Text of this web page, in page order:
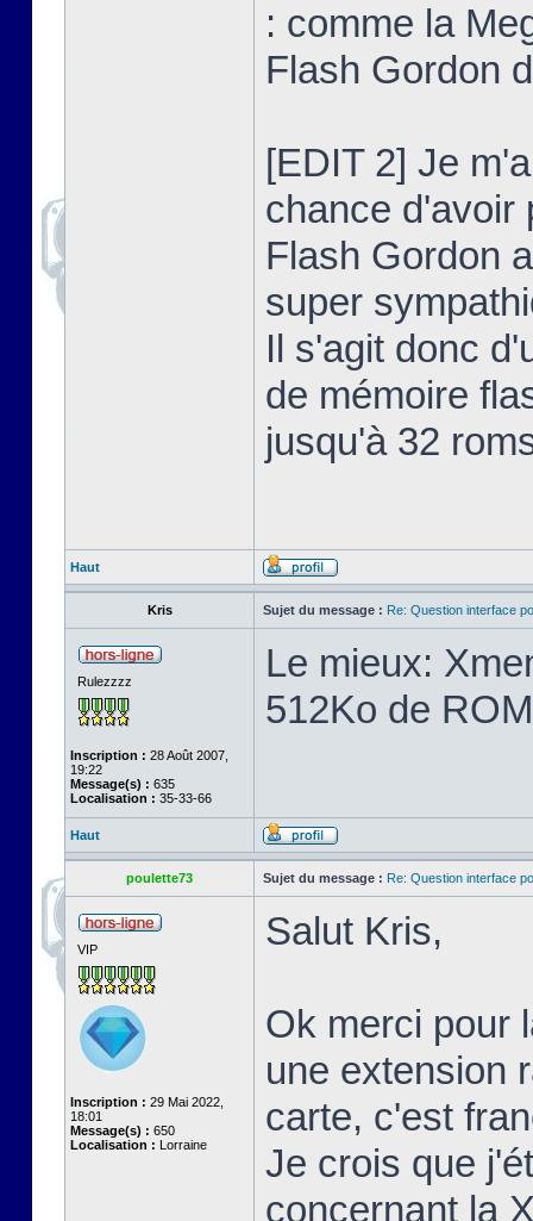
: comme la
Flash Gordon
[EDIT 2] Je
chance d'avoir
Flash Gordon
super
Il s'agit donc
de mémoire
jusqu'à 32
Haut
Kris Sujet du message : Re: Question interface
Rulezzzz
Inscription : 28 Août 2007,
19:22
Message(s) : 635
Localisation : 35-33-66
Le mieux:
512Ko de
Haut
poulette73 Sujet du message : Re: Question interface
VIP
Inscription : 29 Mai 2022,
18:01
Message(s) : 650
Localisation : Lorraine
Salut Kris,
Ok merci pour
une extension
carte, c'est
Je crois que
concernant la